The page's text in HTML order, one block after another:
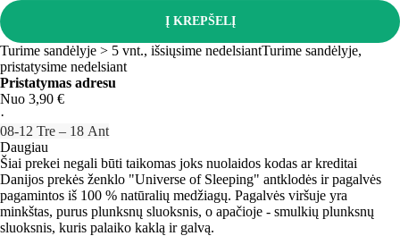
Į KREPŠELĮ
Turime sandėlyje > 5 vnt., išsiųsime nedelsiantTurime sandėlyje,
pristatysime nedelsiant
Pristatymas adresu
Nuo 3,90 €
·
08‑12 Tre – 18 Ant
Daugiau
Šiai prekei negali būti taikomas joks nuolaidos kodas ar kreditai
Danijos prekės ženklo "Universe of Sleeping" antklodės ir pagalvės
pagamintos iš 100 % natūralių medžiagų. Pagalvės viršuje yra
minkštas, purus plunksnų sluoksnis, o apačioje - smulkių plunksnų
sluoksnis, kuris palaiko kaklą ir galvą.